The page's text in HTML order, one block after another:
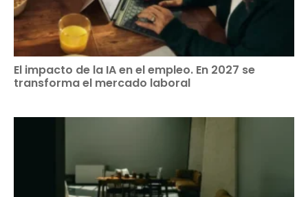
El impacto de la IA en el empleo. En 2027 se
transforma el mercado laboral